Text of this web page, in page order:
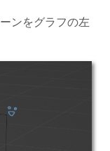
ンをグラフの左